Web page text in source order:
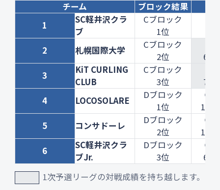
チーム ブロック結果
1
SC軽井沢クラ
ブ
Cブロック
1位
2 札幌国際大学
Cブロック
2位
6-9
3
KiT CURLING
CLUB
Cブロック
3位
7-8
4
LOCOSOLARE
Dブロック
1位
◯
10-7
5
コンサドーレ
Dブロック
2位
◯
10-6
6
SC軽井沢クラ
ブJr.
Dブロック
3位
◯
6-4
1次予選リーグの対戦成績を持ち越します。